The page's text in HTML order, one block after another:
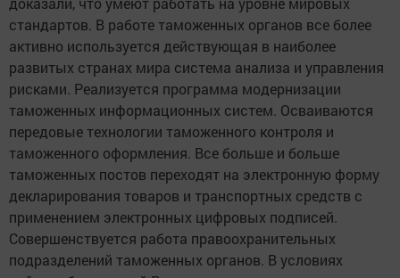
стандартов. В работе таможенных органов все более
активно используется действующая в наиболее
развитых странах мира система анализа и управления
рисками. Реализуется программа модернизации
таможенных информационных систем. Осваиваются
передовые технологии таможенного контроля и
таможенного оформления. Все больше и больше
таможенных постов переходят на электронную форму
декларирования товаров и транспортных средств с
применением электронных цифровых подписей.
Совершенствуется работа правоохранительных
подразделений таможенных органов. В условиях